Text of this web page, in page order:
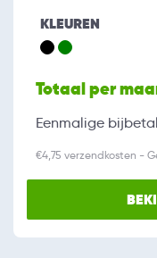
KLEUREN
Totaal per
Eenmalige
€4,75 verzendkosten -